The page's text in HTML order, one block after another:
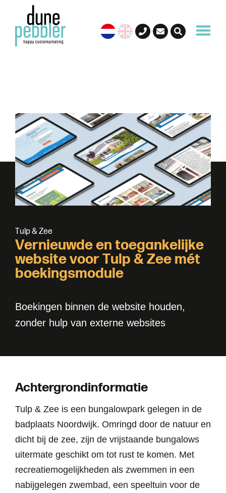
Tulp&Zee
Vernieuwdeen toegankelijke
websitevoorTulp &Zee mét
boekingsmodule
Boekingen binnen de website houden,
zonder hulp van externe websites
Achtergrondinformatie
Tulp & Zee is een bungalowpark gelegen in de
badplaats Noordwijk. Omringd door de natuur en
dicht bij de zee, zijn de vrijstaande bungalows
uitermate geschikt om tot rust te komen. Met
recreatiemogelijkheden als zwemmen in een
nabijgelegen zwembad, een speeltuin voor de